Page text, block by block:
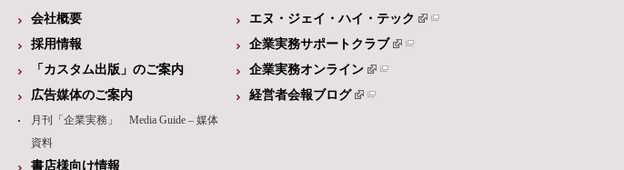
会社概要
採用情報
「カスタム出版」のご案内
広告媒体のご案内
月刊「企業実務」 Media Guide – 媒体
資料
書店様向け情報
エヌ・ジェイ・ハイ・テック
企業実務サポートクラブ
企業実務オンライン
経営者会報ブログ